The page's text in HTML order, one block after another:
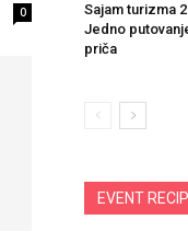
0
Sajam turizma
Jedno
priča
EVENT